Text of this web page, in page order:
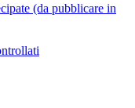
(da pubblicare in